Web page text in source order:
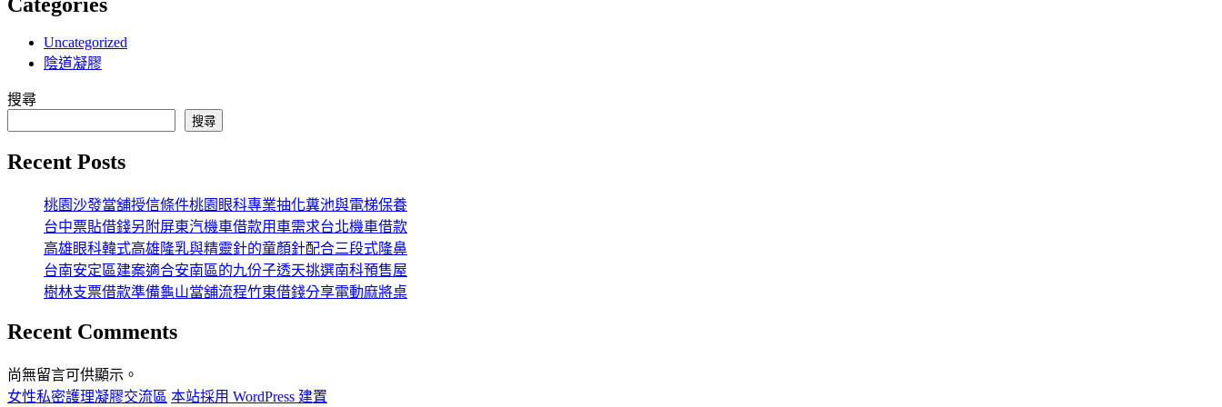
Uncategorized
陰道凝膠
搜尋
搜尋
Recent Posts
桃園沙發當舖授信條件桃園眼科專業抽化糞池與電梯保養
台中票貼借錢另附屏東汽機車借款用車需求台北機車借款
高雄眼科韓式高雄隆乳與精靈針的童顏針配合三段式隆鼻
台南安定區建案適合安南區的九份子透天挑選南科預售屋
樹林支票借款準備龜山當舖流程竹東借錢分享電動麻將桌
Recent Comments
尚無留言可供顯示。
女性私密護理凝膠交流區 本站採用 WordPress 建置